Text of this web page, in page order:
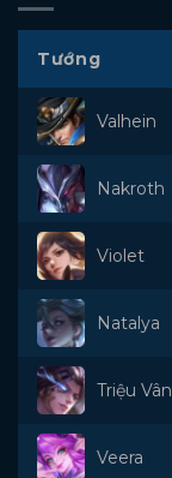
Tướng
Valhein
Nakroth
Violet
Natalya
Triệu Vân
Veera